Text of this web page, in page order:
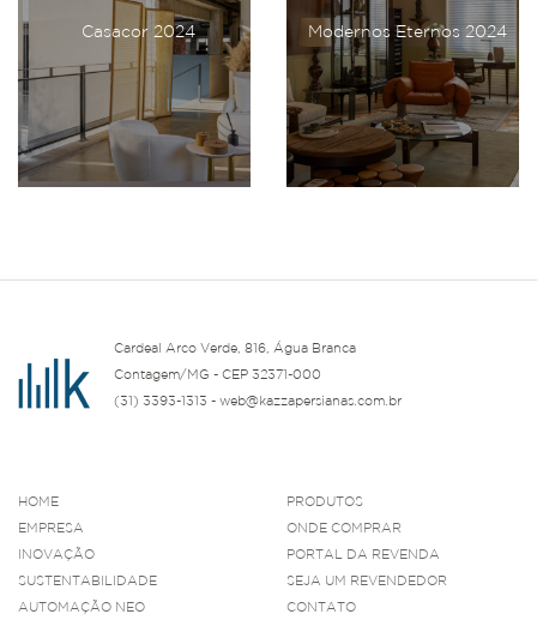
Casacor 2024 Modernos Eternos 2024
Cardeal Arco Verde, 816, Água Branca
Contagem/MG - CEP 32371-000
(31) 3393-1313 - web@kazzapersianas.com.br
HOME
EMPRESA
INOVAÇÃO
SUSTENTABILIDADE
AUTOMAÇÃO NEO
PRODUTOS
ONDE COMPRAR
PORTAL DA REVENDA
SEJA UM REVENDEDOR
CONTATO